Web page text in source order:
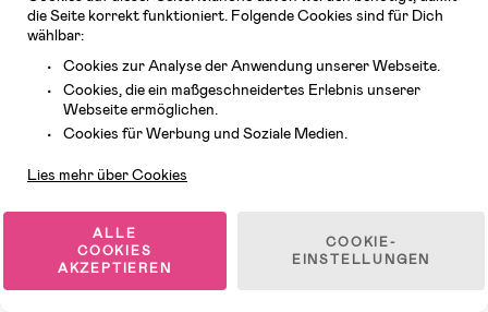
2 VERFÜGBAR
Bright Berry
45,99 €
UVP: 68,99 € 104,99 €
die Seite korrekt funktioniert. Folgende Cookies sind für Dich
wählbar:
Cookies zur Analyse der Anwendung unserer Webseite.
Cookies, die ein maßgeschneidertes Erlebnis unserer
Webseite ermöglichen.
Cookies für Werbung und Soziale Medien.
Lies mehr über Cookies
ALLE
COOKIES
AKZEPTIEREN
COOKIE-
EINSTELLUNGEN